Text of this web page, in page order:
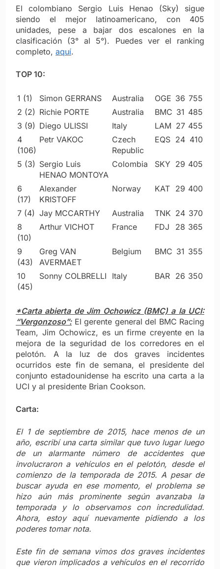
El colombiano Sergio Luis Henao (Sky) sigue
siendo el mejor latinoamericano, con 405
unidades, pese a bajar dos escalones en la
clasificación (3° al 5°). Puedes ver el ranking
completo, aquí.
TOP 10:
1 (1) Simon GERRANS Australia OGE 36 755
2 (2) Richie PORTE Australia BMC 31 485
3 (9) Diego ULISSI Italy LAM 27 455
4
(106)
Petr VAKOC
Czech
Republic
EQS 24 410
5 (3) Sergio Luis
HENAO MONTOYA
Colombia SKY 29 405
6
(17)
Alexander
KRISTOFF
Norway KAT 29 400
7 (4) Jay MCCARTHY Australia TNK 24 370
8
(10)
Arthur VICHOT France FDJ 28 365
9
(43)
Greg VAN
AVERMAET
Belgium BMC 31 355
10
(45)
Sonny COLBRELLI Italy BAR 26 350
*Carta abierta de Jim Ochowicz (BMC) a la UCI:
“Vergonzoso”:El gerente general del BMC Racing
Team, Jim Ochowicz, es un firme creyente en la
mejora de la seguridad de los corredores en el
pelotón. A la luz de dos graves incidentes
ocurridos este fin de semana, el presidente del
conjunto estadounidense ha escrito una carta a la
UCI y al presidente Brian Cookson.
Carta:
El 1 de septiembre de 2015, hace menos de un
año, escribí una carta similar que tuvo lugar luego
de un alarmante número de accidentes que
involucraron a vehículos en el pelotón, desde el
comienzo de la temporada de 2015. A pesar de
buscar ayuda en ese momento, el problema se
hizo aún más prominente según avanzaba la
temporada y lo observamos con incredulidad.
Ahora, estoy aquí nuevamente pidiendo a los
poderes tomar nota.
Este fin de semana vimos dos graves incidentes
que vieron implicados a vehículos en el recorrido